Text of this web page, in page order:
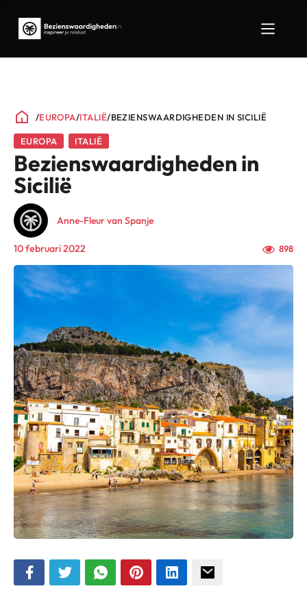
/EUROPA/ITALIË/BEZIENSWAARDIGHEDEN IN SICILIË
EUROPA ITALIË
Bezienswaardigheden in
Sicilië
Anne-Fleur van Spanje
10 februari 2022 898